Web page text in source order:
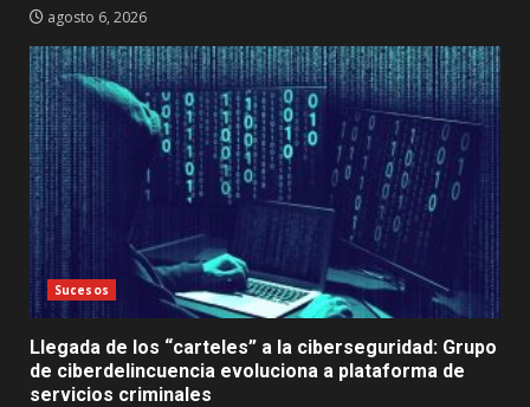
agosto 6, 2026
Sucesos
Llegada de los “carteles” a la ciberseguridad: Grupo
de ciberdelincuencia evoluciona a plataforma de
servicios criminales